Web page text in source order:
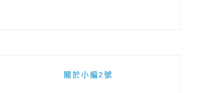
關於小編2號